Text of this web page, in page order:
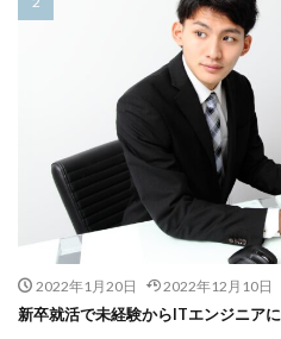
2022年1月20日 2022年12月10日
新卒就活で未経験からITエンジニア